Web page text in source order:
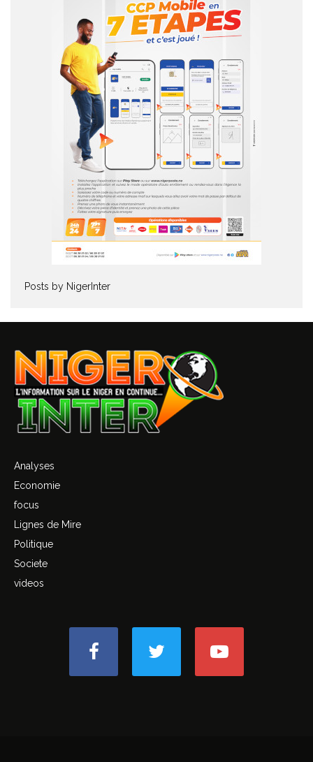
Posts by NigerInter
Analyses
Economie
focus
Lignes de Mire
Politique
Societe
videos